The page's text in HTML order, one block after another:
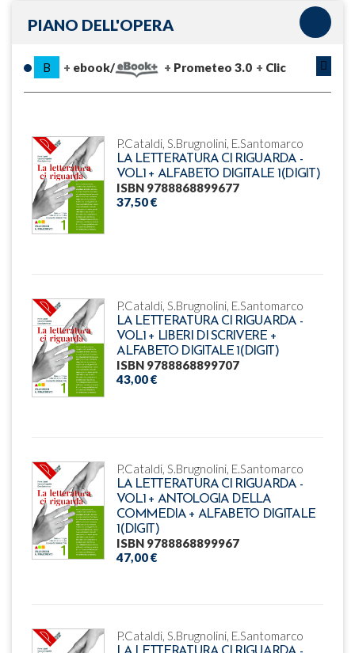
PIANO DELL'OPERA
B ebook/ Prometeo 3.0 Clic
P.Cataldi, S.Brugnolini, E.Santomarco
LA LETTERATURA CI RIGUARDA -
VOL.1 + ALFABETO DIGITALE 1(DIGIT)
ISBN 9788868899677
37,50 €
P.Cataldi, S.Brugnolini, E.Santomarco
LA LETTERATURA CI RIGUARDA -
VOL.1 + LIBERI DI SCRIVERE +
ALFABETO DIGITALE 1(DIGIT)
ISBN 9788868899707
43,00 €
P.Cataldi, S.Brugnolini, E.Santomarco
LA LETTERATURA CI RIGUARDA -
VOL.1 + ANTOLOGIA DELLA
COMMEDIA + ALFABETO DIGITALE
1(DIGIT)
ISBN 9788868899967
47,00 €
P.Cataldi, S.Brugnolini, E.Santomarco